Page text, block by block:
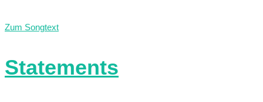
Zum Songtext
Statements